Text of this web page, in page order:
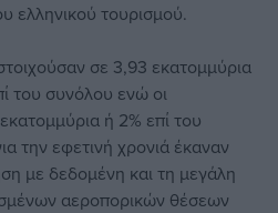
ελληνικού τουρισμού.
σε 3,93 εκατομμύρια
του συνόλου ενώ οι
ή 2% επί του
την εφετινή χρονιά έκαναν
με δεδομένη και τη μεγάλη
αεροπορικών θέσεων